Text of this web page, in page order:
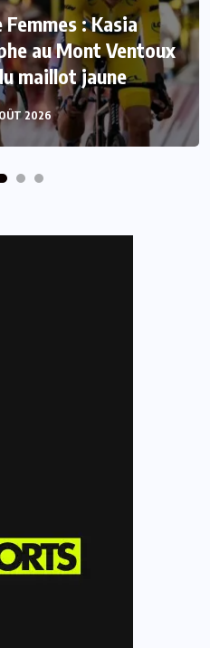
: Kasia
au Mont Ventoux
maillot jaune
2026
s’offre Rodri
d’euros
2026